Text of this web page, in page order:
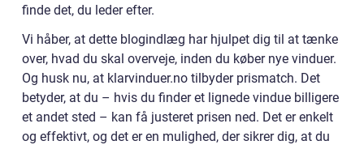
finde det, du leder efter.
Vi håber, at dette blogindlæg har hjulpet dig til at tænke
over, hvad du skal overveje, inden du køber nye vinduer.
Og husk nu, at klarvinduer.no tilbyder prismatch. Det
betyder, at du – hvis du finder et lignede vindue billigere
et andet sted – kan få justeret prisen ned. Det er enkelt
og effektivt, og det er en mulighed, der sikrer dig, at du